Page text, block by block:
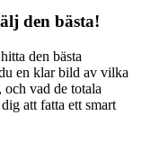
den bästa!
den bästa
en klar bild av vilka
vad de totala
att fatta ett smart